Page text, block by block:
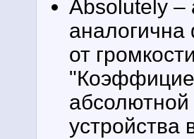
Absolutely –
аналогична
от
абсолютной
устройства